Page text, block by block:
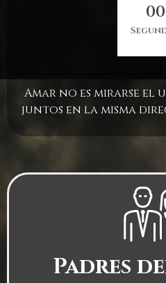
00
Amar no es mirarse el
juntos en la misma
Padres